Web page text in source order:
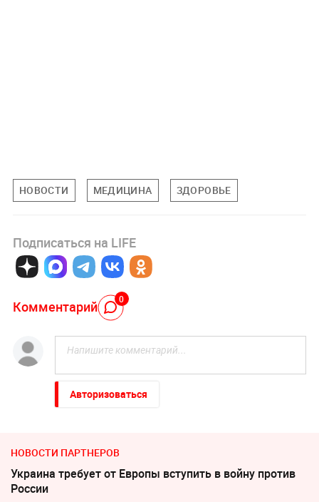
НОВОСТИ МЕДИЦИНА ЗДОРОВЬЕ
Подписаться на LIFE
Комментарий 0
Авторизоваться
НОВОСТИ ПАРТНЕРОВ
Украина требует от Европы вступить в войну против
России